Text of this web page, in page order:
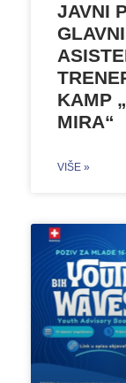
JAVNI
KAMP
MIRA“
VIŠE »